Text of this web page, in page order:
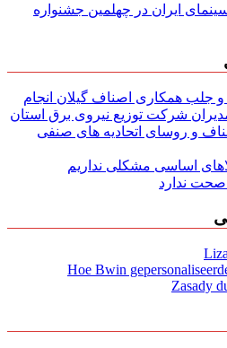
ایران در چهلمین جشنواره
همکاری اصناف گیلان انجام
شركت توزیع نیروی برق استان
و روسای اتحادیه های صنفی
اساسی مشکلی نداریم
ندارد
Hoe Bwin
Zasady